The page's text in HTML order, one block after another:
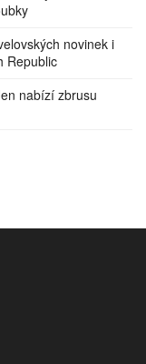
novinek i
Republic
nabízí zbrusu